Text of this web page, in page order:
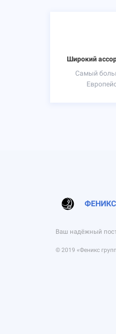
Широкий
Самый
ФЕНИКС
Ваш надёжный
© 2019 «Феникс